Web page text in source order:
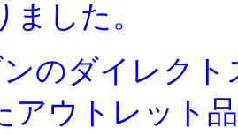
ました。
のダイレク
アウトレット